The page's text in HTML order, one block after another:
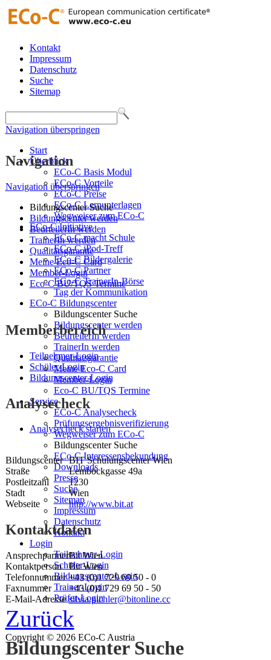
Kontakt
Impressum
Datenschutz
Suche
Sitemap
Navigation überspringen
Start
Überblick
ECo-C Basis Modul
ECo-C Vorteile
ECo-C Preise
ECo-C Lernunterlagen
Wegweiser zum ECo-C
ECo-C Initiative
ECo-C macht Schule
ECo-C iPod-Treff
ECo-C Bildergalerie
ECo-C Partner
ECo-C TrainerIn-Börse
Tag der Kommunikation
ECo-C Bildungscenter
Bildungscenter Suche
Bildungscenter werden
BeurteilerIn werden
TrainerIn werden
Qualitätsgarantie
Meine Eco-C Card
Member-Login
Eco-C BU/TQS Termine
Service
ECo-C Analysecheck
Prüfungsergebnisverifizierung
Wegweiser zum ECo-C
Bildungscenter Suche
ECo-C Interessensbekundung
Downloads
Presse
Suche
Sitemap
Impressum
Datenschutz
Kontakt
Login
Teilnehmer-Login
Schüler-Login
Bildungscenter-Login
Trainer-Login
Prüfer-Login
Bildungscenter Suche
Navigation
Navigation überspringen
Bildungscenter Suche
Bildungscenter werden
BeurteilerIn werden
TrainerIn werden
Qualitätsgarantie
Meine Eco-C Card
Member-Login
Eco-C BU/TQS Termine
Memberbereich
Teilnehmer-Login
Schüler-Login
Bildungscenter-Login
Analysecheck
Analysecheck starten
Bildungscenter BIT Schulungscenter Wien
Straße
Lemböckgasse 49a
Postleitzahl
1230
Stadt
Wien
Webseite
http://www.bit.at
Kontaktdaten
AnsprechpartnerBit Wien
Kontaktperson
Bit Wien
Telefonnummer +43 (0)1 729 69 50 - 0
Faxnummer
+43 (0)1 729 69 50 - 50
E-Mail-Adresse silvia.pichler@bitonline.cc
Zurück
Copyright © 2026 ECo-C Austria